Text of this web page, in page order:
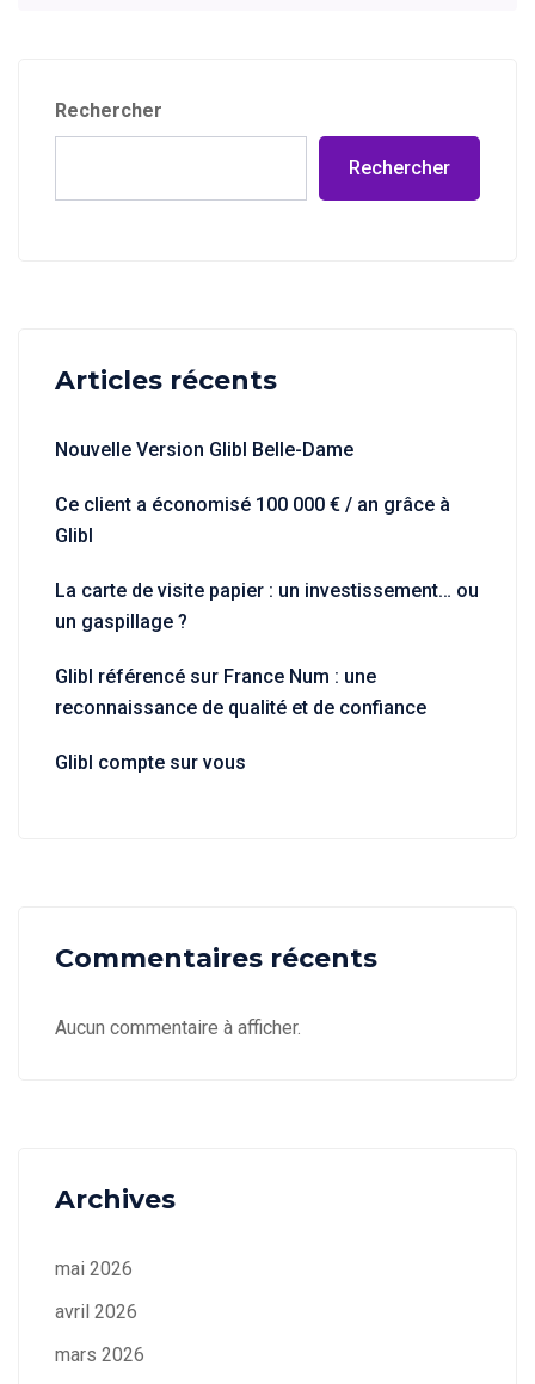
Rechercher
Rechercher
Articles récents
Nouvelle Version Glibl Belle-Dame
Ce client a économisé 100 000 € / an grâce à
Glibl
La carte de visite papier : un investissement… ou
un gaspillage ?
Glibl référencé sur France Num : une
reconnaissance de qualité et de confiance
Glibl compte sur vous
Commentaires récents
Aucun commentaire à afficher.
Archives
mai 2026
avril 2026
mars 2026